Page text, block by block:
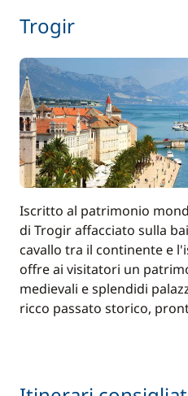
Kayak
Rete di protezione
Seabob / Scooter
Trogir
Iscritto al patrimonio
di Trogir affacciato sulla
cavallo tra il continente e
offre ai visitatori un
medievali e splendidi
ricco passato storico,